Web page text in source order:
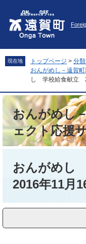
先
頭
。
を
飛
て
へ
現在地 トップページ > 分
おんがめし－遠賀
し 学校給食献立
おんがめし
ェクト応援
おんがめし
2016年11月